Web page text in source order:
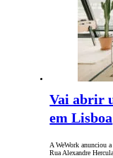
Vai abrir
em Lisboa
A WeWork anunciou
Rua Alexandre